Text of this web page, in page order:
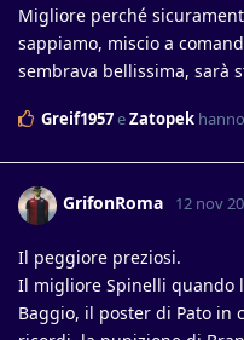
Migliore perché
sappiamo, miscio a
sembrava bellissima, sarà
Greif1957eZatopek
GrifonRoma 12 nov
Il peggiore preziosi.
Il migliore Spinelli quando
Baggio, il poster di Pato in